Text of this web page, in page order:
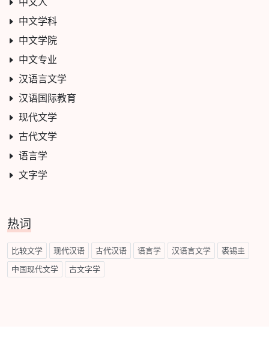
中文人
中文学科
中文学院
中文专业
汉语言文学
汉语国际教育
现代文学
古代文学
语言学
文字学
热词
比较文学 现代汉语 古代汉语 语言学 汉语言文学 裘锡圭
中国现代文学 古文字学